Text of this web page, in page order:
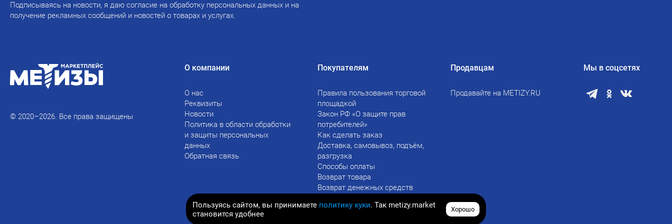
Пользуясь сайтом, вы принимаете политику куки. Так metizy.market
становится удобнее
Хорошо
Подписываясь на новости, я даю согласие на обработку персональных данных и на
получение рекламных сообщений и новостей о товарах и услугах.
© 2020–2026. Все права защищены
О компании
О нас
Реквизиты
Новости
Политика в области обработки
и защиты персональных
данных
Обратная связь
Покупателям
Правила пользования торговой
площадкой
Закон РФ «О защите прав
потребителей»
Как сделать заказ
Доставка, самовывоз, подъём,
разгрузка
Способы оплаты
Возврат товара
Возврат денежных средств
Продавцам
Продавайте на METIZY.RU
Мы в соцсетях